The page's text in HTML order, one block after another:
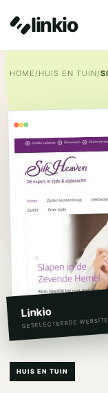
linkio
HOME/HUIS EN TUIN/
Linkio
GESELECTEERDE WEBSITE
HUIS EN TUIN